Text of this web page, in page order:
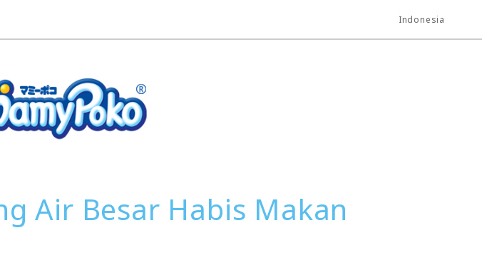
Indonesia
Air Besar Habis Makan